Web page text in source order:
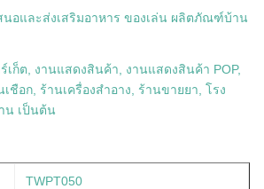
นอและส่งเสริมอาหาร ของเล่น ผลิตภัณฑ์บ้าน
เก็ต, งานแสดงสินค้า, งานแสดงสินค้า POP,
ชือก, ร้านเครื่องสําอาง, ร้านขายยา, โรง
น เป็นต้น
TWPT050